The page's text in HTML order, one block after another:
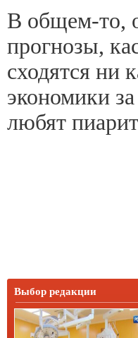
В общем-то,
прогнозы,
сходятся ни
экономики
любят
Выбор редакции